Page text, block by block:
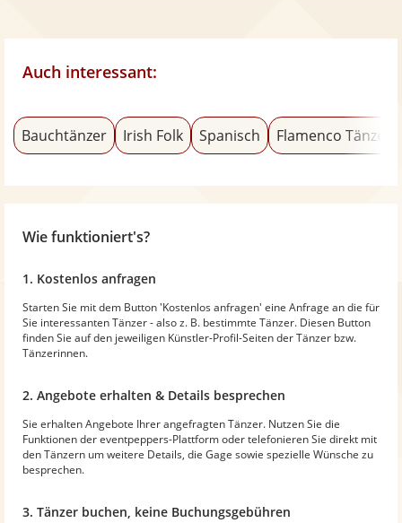
Auch interessant:
Bauchtänzer Irish Folk Spanisch Flamenco Tänzer
Wie funktioniert's?
1. Kostenlos anfragen
Starten Sie mit dem Button 'Kostenlos anfragen' eine Anfrage an die für
Sie interessanten Tänzer - also z. B. bestimmte Tänzer. Diesen Button
finden Sie auf den jeweiligen Künstler-Profil-Seiten der Tänzer bzw.
Tänzerinnen.
2. Angebote erhalten & Details besprechen
Sie erhalten Angebote Ihrer angefragten Tänzer. Nutzen Sie die
Funktionen der eventpeppers-Plattform oder telefonieren Sie direkt mit
den Tänzern um weitere Details, die Gage sowie spezielle Wünsche zu
besprechen.
3. Tänzer buchen, keine Buchungsgebühren